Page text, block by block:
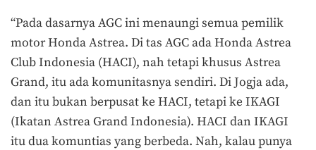
“Pada dasarnya AGC ini menaungi semua pemilik
motor Honda Astrea. Di tas AGC ada Honda Astrea
Club Indonesia (HACI), nah tetapi khusus Astrea
Grand, itu ada komunitasnya sendiri. Di Jogja ada,
dan itu bukan berpusat ke HACI, tetapi ke IKAGI
(Ikatan Astrea Grand Indonesia). HACI dan IKAGI
itu dua komuntias yang berbeda. Nah, kalau punya